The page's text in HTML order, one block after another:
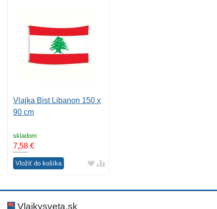
Vlajka Bist Libanon 150 x
90 cm
skladom
7,58 €
Vložiť do košíka
Vlajkysveta.sk